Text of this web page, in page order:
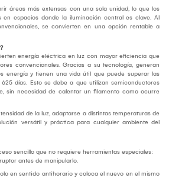
áreas más extensas con una sola unidad, lo que los
en espacios donde la iluminación central es clave. Al
se convierten en una opción rentable a
energía eléctrica en luz con mayor eficiencia que
convencionales. Gracias a su tecnología, generan
energía y tienen una vida útil que puede superar las
días. Esto se debe a que utilizan semiconductores
sin necesidad de calentar un filamento como ocurre
de la luz, adaptarse a distintas temperaturas de
versátil y práctica para cualquier ambiente del
sencillo que no requiere herramientas especiales:
antes de manipularlo.
en sentido antihorario y coloca el nuevo en el mismo